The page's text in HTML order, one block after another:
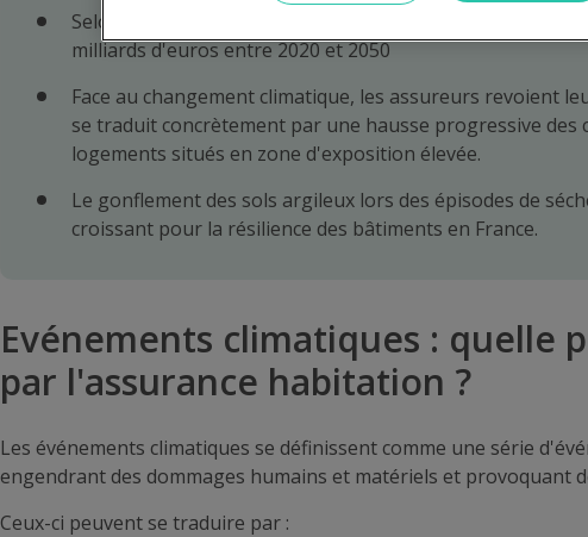
Selon France Assureurs, les sinistres climatiques
milliards d'euros entre 2020 et 2050
Face au changement climatique, les assureurs revoient
se traduit concrètement par une hausse progressive des
logements situés en zone d'exposition élevée.
Le gonflement des sols argileux lors des épisodes de
croissant pour la résilience des bâtiments en France.
Evénements climatiques : quelle
par l'assurance habitation ?
Les événements climatiques se définissent comme une série
engendrant des dommages humains et matériels et provoquant
Ceux-ci peuvent se traduire par :